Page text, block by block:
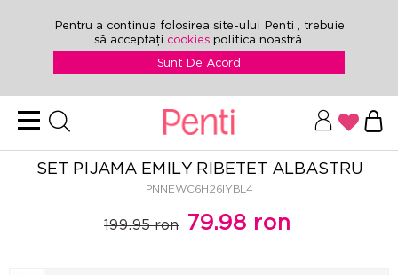
Pentru a continua folosirea site-ului Penti , trebuie
să acceptați cookies politica noastră.
Sunt De Acord
SET PIJAMA EMILY RIBETET ALBASTRU
PNNEWC6H26IYBL4
199.95 ron 79.98 ron